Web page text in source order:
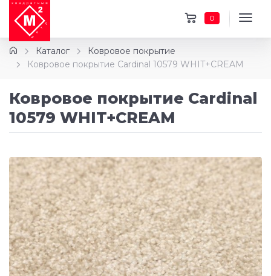
0
Каталог
Ковровое покрытие
Ковровое покрытие Cardinal 10579 WHIT+CREAM
Ковровое покрытие Cardinal
10579 WHIT+CREAM